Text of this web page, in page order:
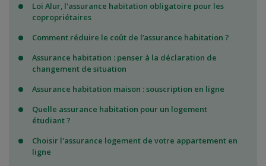
Loi Alur, l'assurance habitation obligatoire pour les
copropriétaires
Comment réduire le coût de l’assurance habitation ?
Assurance habitation : penser à la déclaration de
changement de situation
Assurance habitation maison : souscription en ligne
Quelle assurance habitation pour un logement
étudiant ?
Choisir l'assurance logement de votre appartement en
ligne